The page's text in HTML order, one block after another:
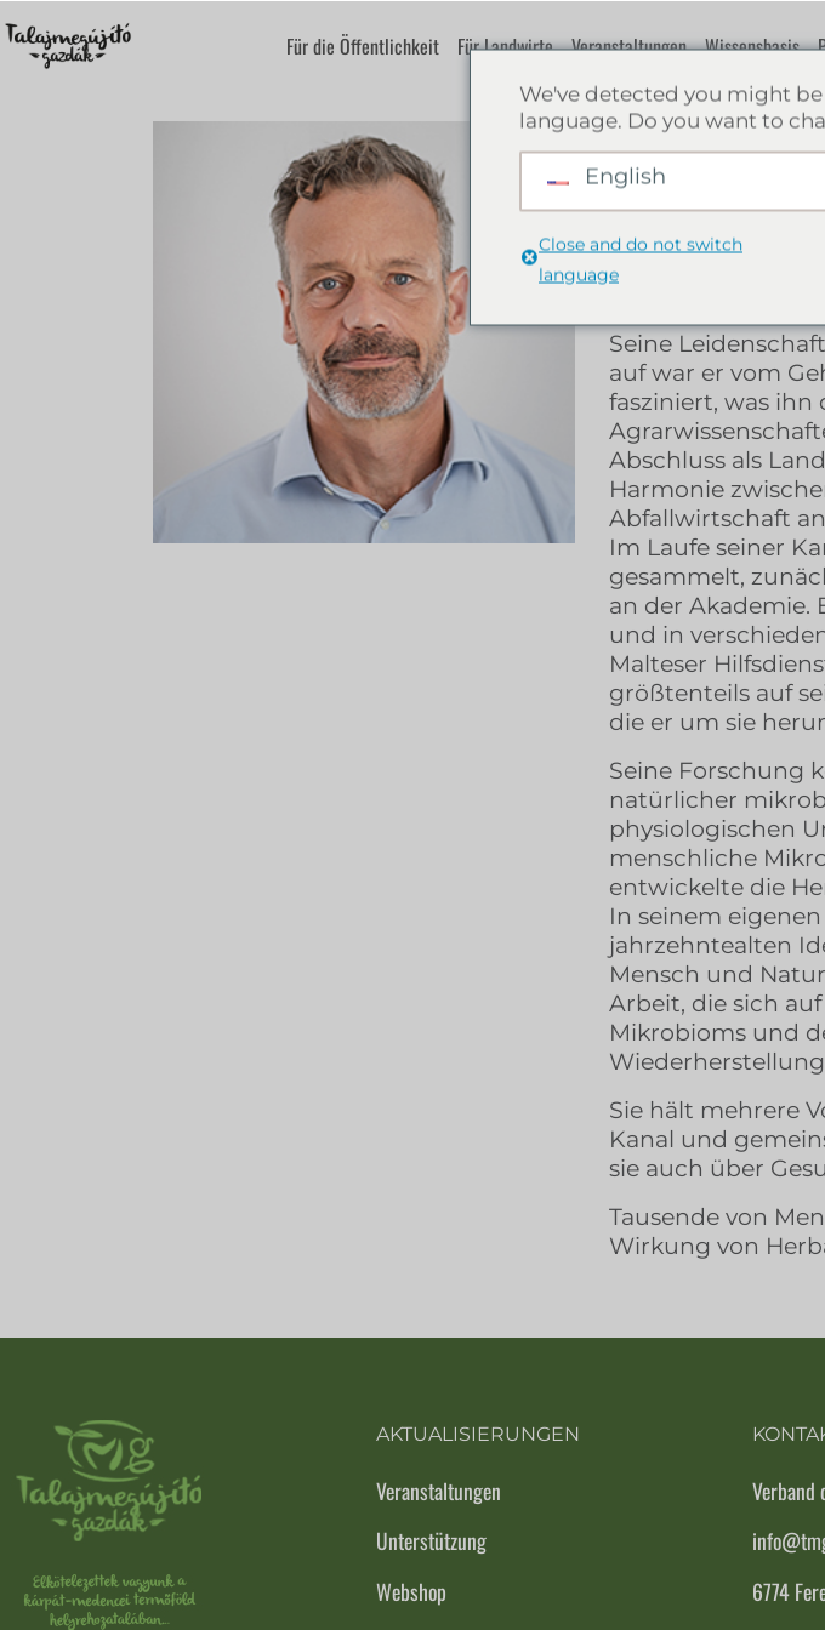
Für die Öffentlichkeit Für Landwirte Veranstaltungen Wissensbasis
Ádám
Ádám Bóday ist
der Herbaferm
Seine
auf war er vom
fasziniert, was ihn
Abschluss als
Harmonie
Abfallwirtschaft
Im Laufe seiner
gesammelt,
an der Akademie.
und in
Malteser
größtenteils auf
die er um sie
Seine Forschung
natürlicher
physiologischen
menschliche
entwickelte die
In seinem
jahrzehntealten
Mensch und
Arbeit, die sich
Mikrobioms und
Sie hält mehrere
Kanal und
sie auch über
Tausende von
Wirkung von
AKTUALISIERUNGEN
Veranstaltungen
Unterstützung
Webshop
Verband
6774
We've detected you might
language. Do you want to
English
Close and do not switch
language